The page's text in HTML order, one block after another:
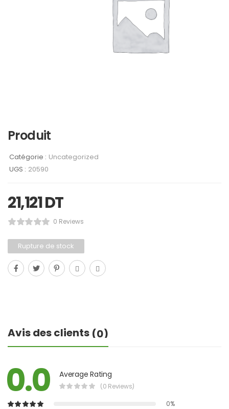
Produit
Catégorie : Uncategorized
UGS : 20590
21,121DT
0 Reviews
Rupture de stock
Avis des clients (0)
0.0 Average Rating
(0 Reviews)
0%